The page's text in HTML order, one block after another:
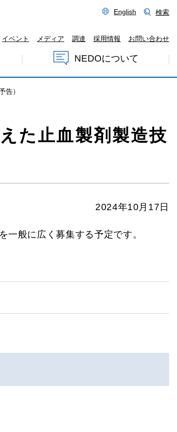
English 検索
イベント メディア 調達 採用情報 お問い合わせ
NEDOについて
告）
た止血製剤製造技
2024年10月17日
般に広く募集する予定です。